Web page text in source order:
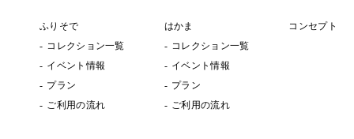
ふりそで
コレクション一覧
イベント情報
プラン
ご利用の流れ
はかま
コレクション一覧
イベント情報
プラン
ご利用の流れ
コンセプト